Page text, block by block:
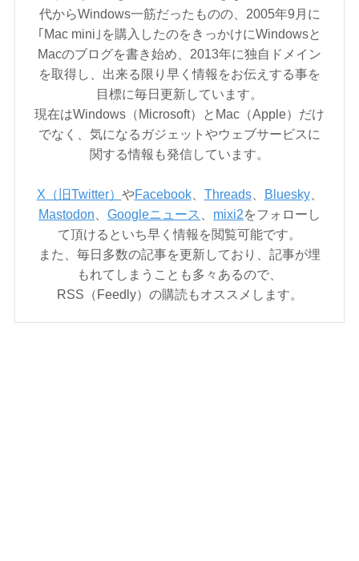
代からWindows一筋だったものの、2005年9月に
｢Mac mini｣を購入したのをきっかけにWindowsと
Macのブログを書き始め、2013年に独自ドメイン
を取得し、出来る限り早く情報をお伝えする事を
目標に毎日更新しています。
現在はWindows（Microsoft）とMac（Apple）だけ
でなく、気になるガジェットやウェブサービスに
関する情報も発信しています。
X（旧Twitter） やFacebook、 Threads、 Bluesky、
Mastodon
Googleニュース mixi2をフォローし
て頂けるといち早く情報を閲覧可能です。
また、毎日多数の記事を更新しており、記事が埋
もれてしまうことも多々あるので、
RSS（Feedly）の購読もオススメします。